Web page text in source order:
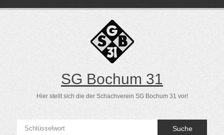
SG Bochum 31
Hier stellt sich die der Schachverein SG Bochum 31 vor!
Suche